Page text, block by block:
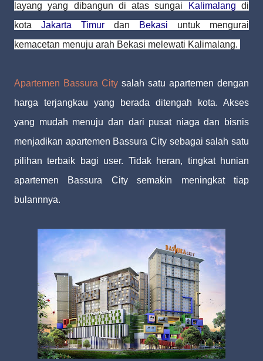
layang yang dibangun di atas sungai
Kalimalang di
kota Jakarta Timur dan Bekasi untuk mengurai
kemacetan menuju arah Bekasi melewati Kalimalang.
Apartemen Bassura City salah satu apartemen dengan
harga terjangkau yang berada ditengah kota. Akses
yang mudah menuju dan dari pusat niaga dan bisnis
menjadikan apartemen Bassura City sebagai salah satu
pilihan terbaik bagi user. Tidak heran, tingkat hunian
apartemen Bassura City semakin meningkat tiap
bulannnya.